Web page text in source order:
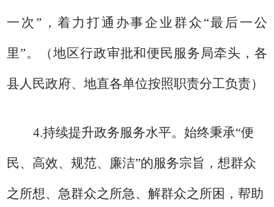
一次”，着力打通办事企业群众“最后一公
里”。 （地区行政审批和便民服务局牵头，各
县人民政府、地直各单位按照职责分工负责）
4.持续提升政务服务水平。始终秉承“便
民、高效、规范、廉洁”的服务宗旨，想群众
之所想、急群众之所急、解群众之所困，帮助